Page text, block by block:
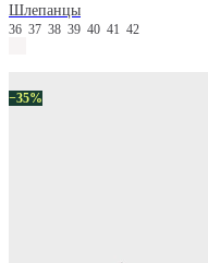
Шлепанцы
36 37 38 39 40 41 42
−35%